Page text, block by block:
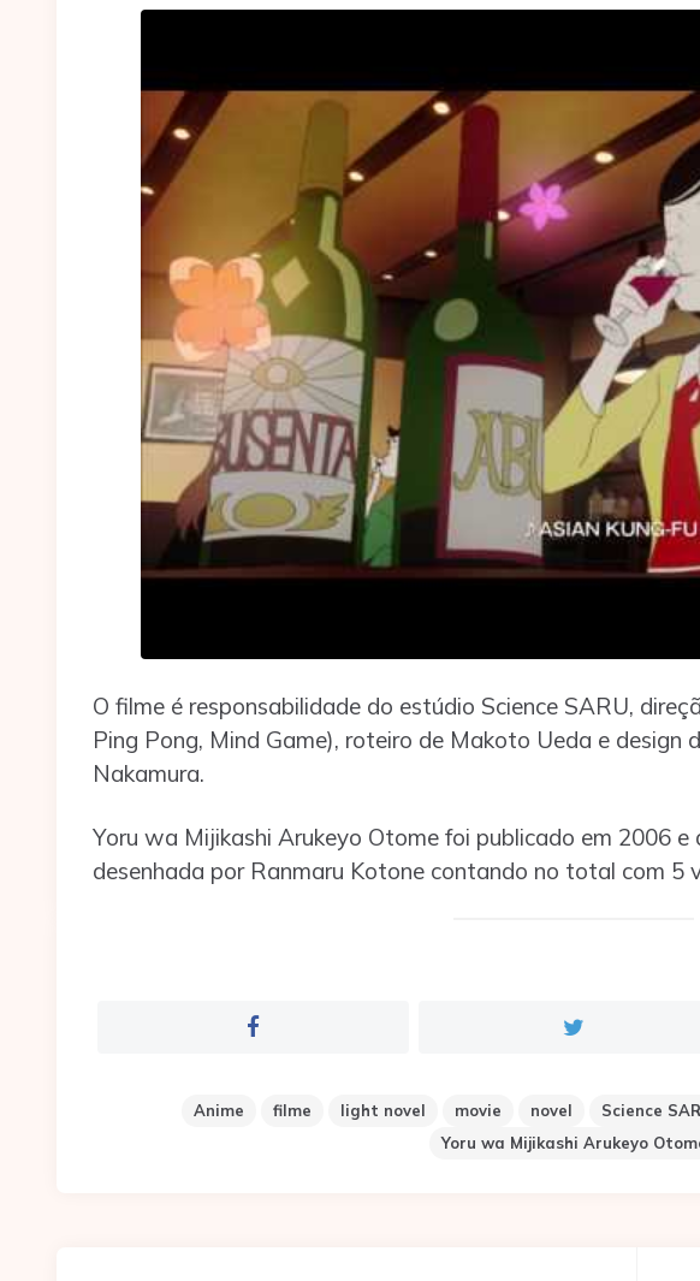
O filme é responsabilidade do estúdio Science SARU,
Ping Pong, Mind Game), roteiro de Makoto Ueda e design
Nakamura.
Yoru wa Mijikashi Arukeyo Otome foi publicado em 2006
desenhada por Ranmaru Kotone contando no total com 5
Anime filme light novel movie novel Science
Yoru wa Mijikashi Arukeyo